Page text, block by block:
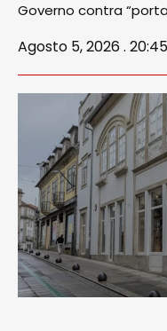
Governo contra
Agosto 5, 2026 . 20:45